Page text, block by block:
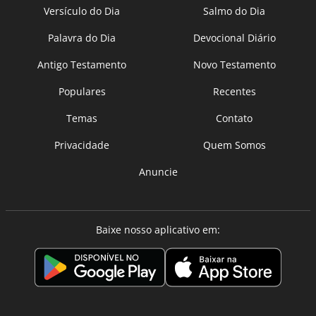
Versículo do Dia
Salmo do Dia
Palavra do Dia
Devocional Diário
Antigo Testamento
Novo Testamento
Populares
Recentes
Temas
Contato
Privacidade
Quem Somos
Anuncie
Baixe nosso aplicativo em: